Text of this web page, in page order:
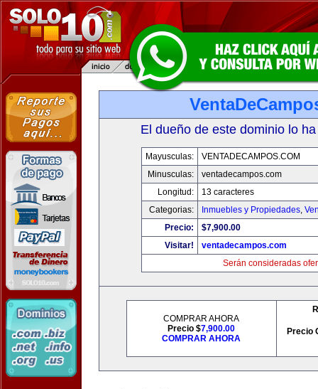
El dueño de este dominio lo
Mayusculas:
VENTADECAMPOS.COM
Minusculas:
ventadecampos.com
Longitud:
13 caracteres
Categorias:
Inmuebles y Propiedades,
Precio:
$7,900.00
Visitar!
ventadecampos.com
Serán consideradas
COMPRAR AHORA
Precio $7,900.00
COMPRAR AHORA
Precio